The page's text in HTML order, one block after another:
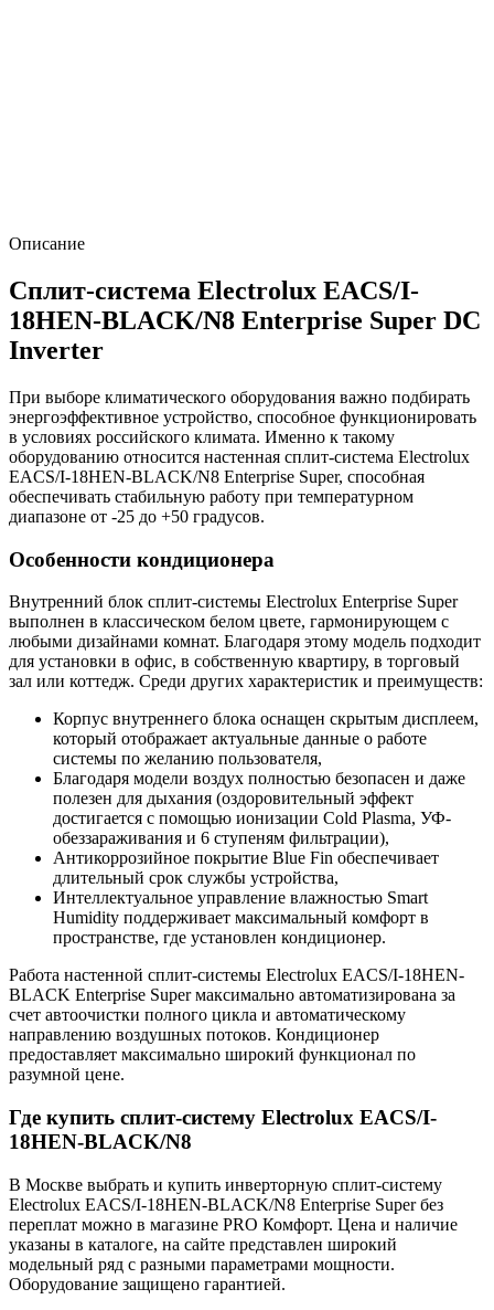
Описание
Сплит-система Electrolux EACS/I-
18HEN-BLACK/N8 Enterprise Super DC
Inverter
При выборе климатического оборудования важно подбирать
энергоэффективное устройство, способное функционировать
в условиях российского климата. Именно к такому
оборудованию относится настенная сплит-система Electrolux
EACS/I-18HEN-BLACK/N8 Enterprise Super, способная
обеспечивать стабильную работу при температурном
диапазоне от -25 до +50 градусов.
Особенности кондиционера
Внутренний блок сплит-системы Electrolux Enterprise Super
выполнен в классическом белом цвете, гармонирующем с
любыми дизайнами комнат. Благодаря этому модель подходит
для установки в офис, в собственную квартиру, в торговый
зал или коттедж. Среди других характеристик и преимуществ:
Корпус внутреннего блока оснащен скрытым дисплеем,
который отображает актуальные данные о работе
системы по желанию пользователя,
Благодаря модели воздух полностью безопасен и даже
полезен для дыхания (оздоровительный эффект
достигается с помощью ионизации Cold Plasma, УФ-
обеззараживания и 6 ступеням фильтрации),
Антикоррозийное покрытие Blue Fin обеспечивает
длительный срок службы устройства,
Интеллектуальное управление влажностью Smart
Humidity поддерживает максимальный комфорт в
пространстве, где установлен кондиционер.
Работа настенной сплит-системы Electrolux EACS/I-18HEN-
BLACK Enterprise Super максимально автоматизирована за
счет автоочистки полного цикла и автоматическому
направлению воздушных потоков. Кондиционер
предоставляет максимально широкий функционал по
разумной цене.
Где купить сплит-систему Electrolux EACS/I-
18HEN-BLACK/N8
В Москве выбрать и купить инверторную сплит-систему
Electrolux EACS/I-18HEN-BLACK/N8 Enterprise Super без
переплат можно в магазине PRO Комфорт. Цена и наличие
указаны в каталоге, на сайте представлен широкий
модельный ряд с разными параметрами мощности.
Оборудование защищено гарантией.